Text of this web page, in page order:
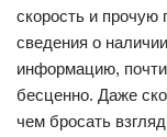
скорость и
сведения о
информацию,
бесценно. Даже
чем бросать